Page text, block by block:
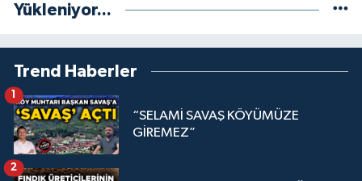
Yükleniyor...
Trend Haberler
“SELAMİ SAVAŞ KÖYÜMÜZE
GİREMEZ”
1
2